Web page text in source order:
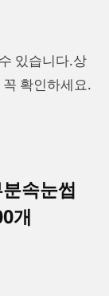
있습니다.상
확인하세요.
속눈썹
개